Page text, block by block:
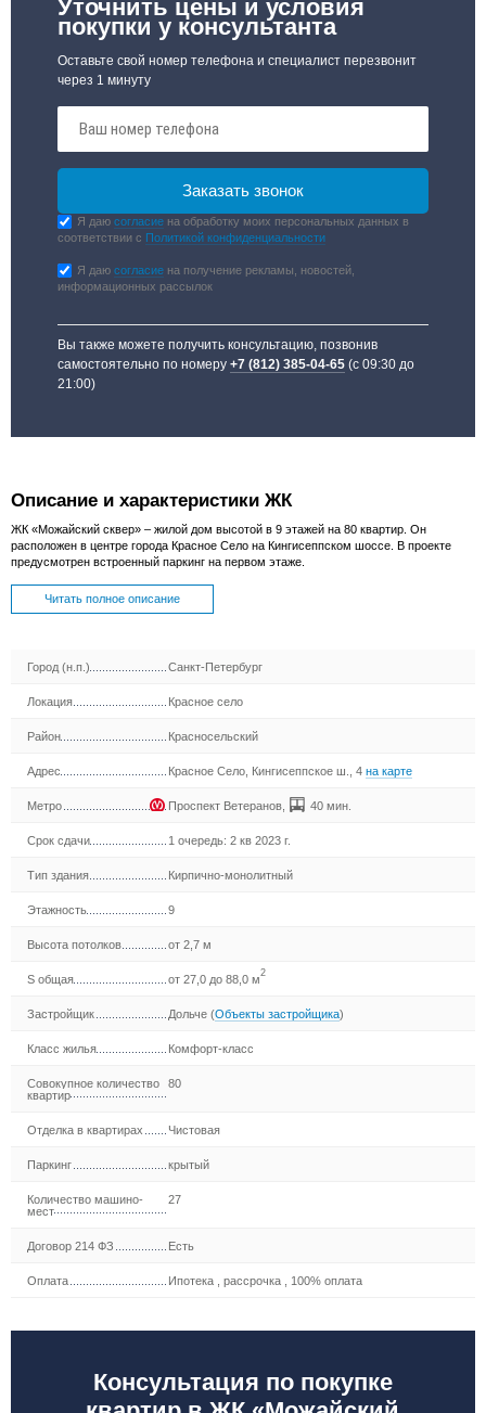
Уточнить цены и условия
покупки у консультанта
Оставьте свой номер телефона и специалист перезвонит
через 1 минуту
Я даюсогласие на обработку моих персональных данных в
соответствии с Политикой конфиденциальности
Я даюсогласие на получение рекламы, новостей,
информационных рассылок
Вы также можете получить консультацию, позвонив
самостоятельно по номеру+7 (812) 385-04-65 (с 09:30 до
21:00)
Описание и характеристики ЖК
ЖК «Можайский сквер» – жилой дом высотой в 9 этажей на 80 квартир. Он
расположен в центре города Красное Село на Кингисеппском шоссе. В проекте
предусмотрен встроенный паркинг на первом этаже.
Читать полное описание
Город (н.п.) Санкт-Петербург
Локация Красное село
Район Красносельский
Адрес Красное Село, Кингисеппское ш., 4на карте
Метро Проспект Ветеранов 40 мин.
Срок сдачи 1 очередь: 2 кв 2023 г.
Тип здания Кирпично-монолитный
Этажность 9
Высота потолков от 2,7 м
S общая от 27,0 до 88,0 м2
Застройщик Дольче (Объекты застройщика)
Класс жилья Комфорт-класс
Совокупное количество
квартир
80
Отделка в квартирах Чистовая
Паркинг крытый
Количество машино-
мест
27
Договор 214 ФЗ Есть
Оплата Ипотека ,рассрочка 100% оплата
Консультация по покупке